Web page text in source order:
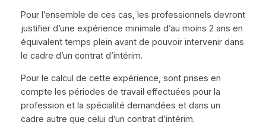
Pour l’ensemble de ces cas, les professionnels devront
justifier d’une expérience minimale d’au moins 2 ans en
équivalent temps plein avant de pouvoir intervenir dans
le cadre d’un contrat d’intérim.
Pour le calcul de cette expérience, sont prises en
compte les périodes de travail effectuées pour la
profession et la spécialité demandées et dans un
cadre autre que celui d’un contrat d’intérim.